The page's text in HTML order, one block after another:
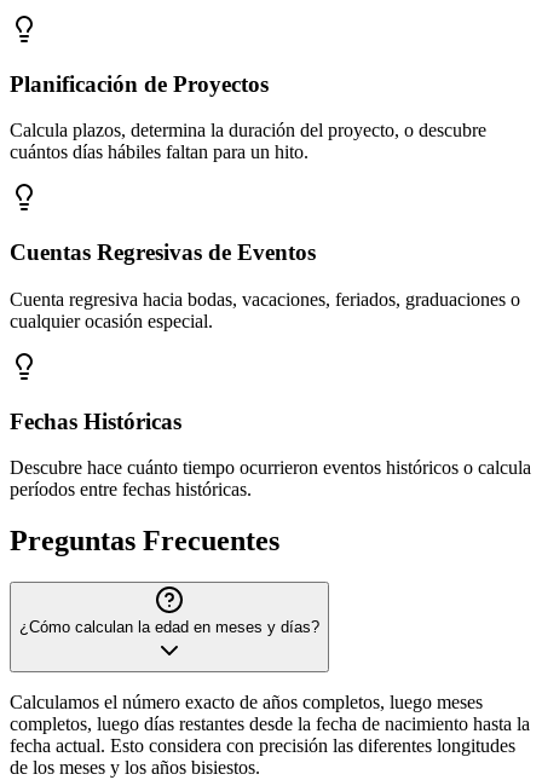
Planificación de Proyectos
Calcula plazos, determina la duración del proyecto, o descubre
cuántos días hábiles faltan para un hito.
Cuentas Regresivas de Eventos
Cuenta regresiva hacia bodas, vacaciones, feriados, graduaciones o
cualquier ocasión especial.
Fechas Históricas
Descubre hace cuánto tiempo ocurrieron eventos históricos o calcula
períodos entre fechas históricas.
Preguntas Frecuentes
¿Cómo calculan la edad en meses y días?
Calculamos el número exacto de años completos, luego meses
completos, luego días restantes desde la fecha de nacimiento hasta la
fecha actual. Esto considera con precisión las diferentes longitudes
de los meses y los años bisiestos.